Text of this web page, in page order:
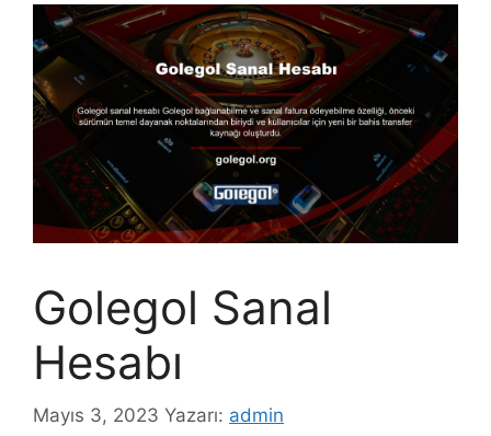
Golegol Sanal
Hesabı
Mayıs 3, 2023 Yazarı: admin